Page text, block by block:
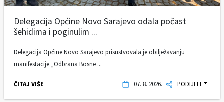
Delegacija Općine Novo Sarajevo odala počast
šehidima i poginulim ...
Delegacija Općine Novo Sarajevo prisustvovala je obilježavanju
manifestacije „Odbrana Bosne ...
ČITAJ VIŠE 07. 8. 2026. PODIJELI